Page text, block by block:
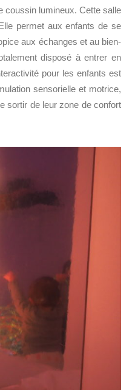
coussin lumineux. Cette salle
permet aux enfants de se
aux échanges et au bien-
disposé à entrer en
pour les enfants est
sensorielle et motrice,
sortir de leur zone de confort